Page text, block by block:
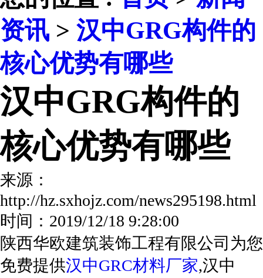
资讯 > 汉中GRG构件的
核心优势有哪些
汉中GRG构件的
核心优势有哪些
来源：
http://hz.sxhojz.com/
时间：2019/12/18 9:28:00
陕西华欧建筑装饰工程有限公司为您
免费提供汉中GRC材料厂家,汉中